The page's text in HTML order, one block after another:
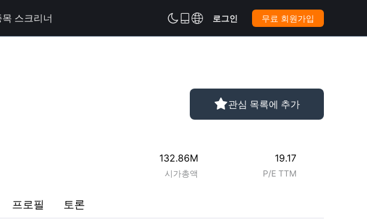
목 스크리너  로그인 무료 회원가입
관심 목록에 추가
132.86M
시가총액
19.17
P/E TTM
프로필 토론